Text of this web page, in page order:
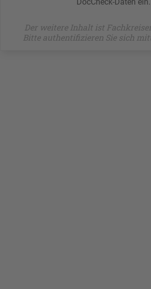
DocCheck-Daten ein.
Der weitere Inhalt ist
Bitte authentifizieren Sie sich